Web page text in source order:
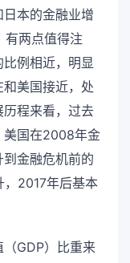
本的金融业增
有两点值得注
例相近，明显
美国接近，处
程来看，过去
美国在2008年金
金融危机前的
，2017年后基本
GDP）比重来